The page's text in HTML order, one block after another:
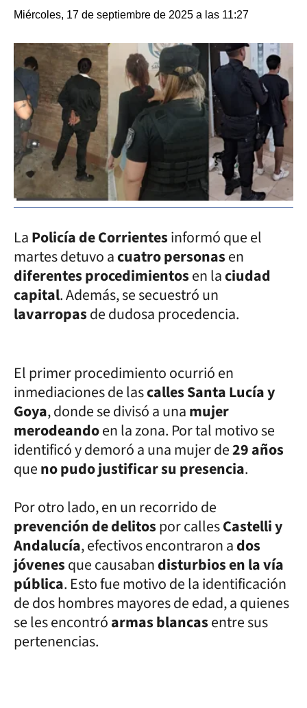
Miércoles, 17 de septiembre de 2025 a las 11:27
LaPolicía de Corrientesinformó que el
martes detuvo acuatro personasen
diferentes procedimientosen laciudad
capital. Además, se secuestró un
lavarropasde dudosa procedencia.
El primer procedimiento ocurrió en
inmediaciones de lascalles Santa Lucía y
Goya, donde se divisó a unamujer
merodeandoen la zona. Por tal motivo se
identificó y demoró a una mujer de29 años
queno pudo justificar su presencia.
Por otro lado, en un recorrido de
prevención de delitospor callesCastelli y
Andalucía, efectivos encontraron ados
jóvenesque causabandisturbios en la vía
pública. Esto fue motivo de la identificación
de dos hombres mayores de edad, a quienes
se les encontróarmas blancasentre sus
pertenencias.